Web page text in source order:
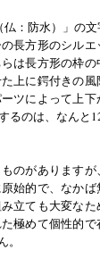
：防水）」の
長方形のシル
は長方形の枠
上に鍔付きの
ツによって上
るのは、なんと
のがあります
始的で、なかば
立ても大変な
極めて個性的